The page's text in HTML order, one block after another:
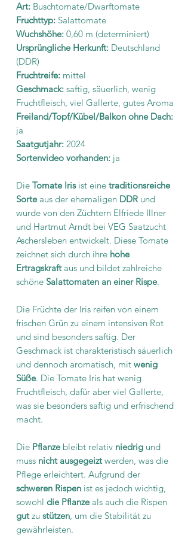
Art: Buschtomate/Dwarftomate
Fruchttyp: Salattomate
Wuchshöhe: 0,60 m (determiniert)
Ursprüngliche Herkunft: Deutschland
(DDR)
Fruchtreife: mittel
Geschmack: saftig, säuerlich, wenig
Fruchtfleisch, viel Gallerte, gutes Aroma
Freiland/Topf/Kübel/Balkon ohne Dach:
ja
Saatgutjahr: 2024
Sortenvideo vorhanden: ja
Die Tomate Irisist eine traditionsreiche
Sorte aus der ehemaligen DDR und
wurde von den Züchtern Elfriede Illner
und Hartmut Arndt bei VEG Saatzucht
Aschersleben entwickelt. Diese Tomate
zeichnet sich durch ihre hohe
Ertragskraft aus und bildet zahlreiche
schöne Salattomaten an einer Rispe.
Die Früchte der Iris reifen von einem
frischen Grün zu einem intensiven Rot
und sind besonders saftig. Der
Geschmack ist charakteristisch säuerlich
und dennoch aromatisch, mit wenig
Süße. Die Tomate Iris hat wenig
Fruchtfleisch, dafür aber viel Gallerte,
was sie besonders saftig und erfrischend
macht.
Die Pflanze bleibt relativ niedrig und
muss nicht ausgegeiztwerden, was die
Pflege erleichtert. Aufgrund der
schweren Rispen ist es jedoch wichtig,
sowohl die Pflanzeals auch die Rispen
gutzu stützen , um die Stabilität zu
gewährleisten.